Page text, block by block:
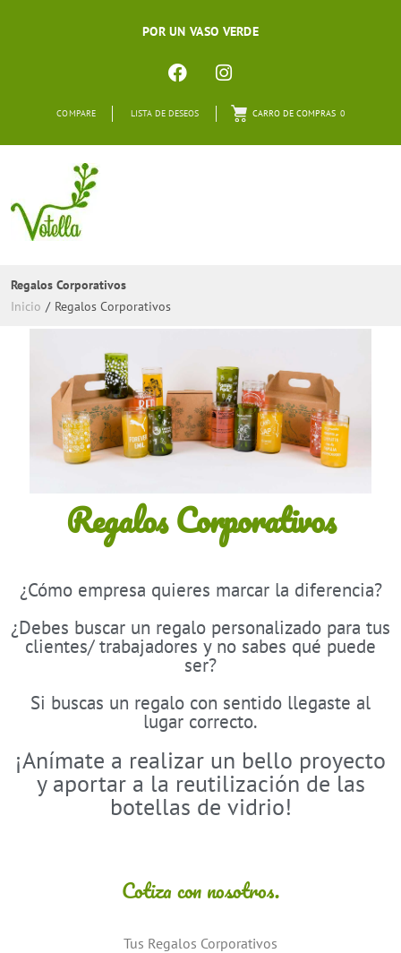
POR UN VASO VERDE
COMPARE LISTA DE DESEOS CARRO DE COMPRAS 0
Regalos Corporativos
Inicio / Regalos Corporativos
Regalos Corporativos
¿Cómo empresa quieres marcar la diferencia?
¿Debes buscar un regalo personalizado para tus
clientes/ trabajadores y no sabes qué puede
ser?
Si buscas un regalo con sentido llegaste al
lugar correcto.
¡Anímate a realizar un bello proyecto
y aportar a la reutilización de las
botellas de vidrio!
Cotiza con nosotros.
Tus Regalos Corporativos